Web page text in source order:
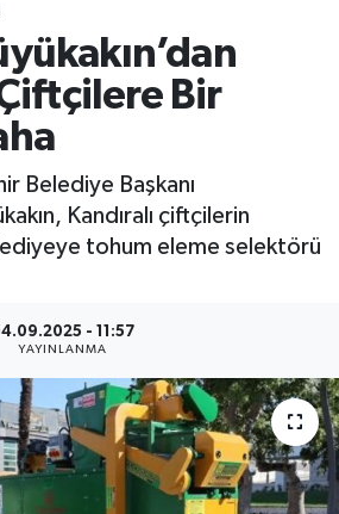
Çiftçilere Bir
Belediye Başkanı
Kandıralı çiftçilerin
tohum eleme selektörü
- 11:57
YAYINLANMA